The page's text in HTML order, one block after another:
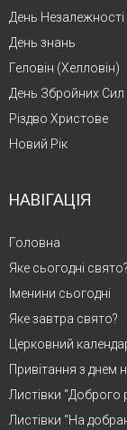
День Незалежності
День знань
Геловін (Хелловін)
День Збройних Сил
Різдво Христове
Новий Рік
НАВІГАЦІЯ
Головна
Яке сьогодні свято?
Іменини сьогодні
Яке завтра свято?
Церковний
Привітання з днем
Листівки “Доброго
Листівки “На